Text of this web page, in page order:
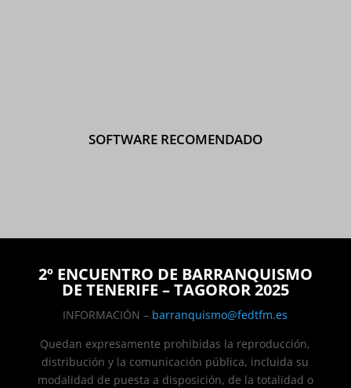
SOFTWARE RECOMENDADO
2º ENCUENTRO DE BARRANQUISMO
DE TENERIFE – TAGOROR 2025
INFORMACIÓN – barranquismo@fedtfm.es
Quedan expresamente prohibidas la reproducción,
distribución y la comunicación pública, incluida su
modalidad de puesta a disposición, de la totalidad o